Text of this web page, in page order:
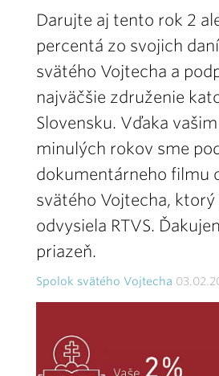
Darujte aj tento rok 2
percentá zo svojich
svätého Vojtecha a
najväčšie združenie
Slovensku. Vďaka
minulých rokov sme
dokumentárneho filmu
svätého Vojtecha,
odvysiela RTVS.
priazeň.
Spolok svätého Vojtecha